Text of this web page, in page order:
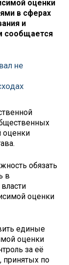
оценки
в сферах
и
сообщается
не
оценки
обязать
в
оценки
единые
оценки
за её
принятых по